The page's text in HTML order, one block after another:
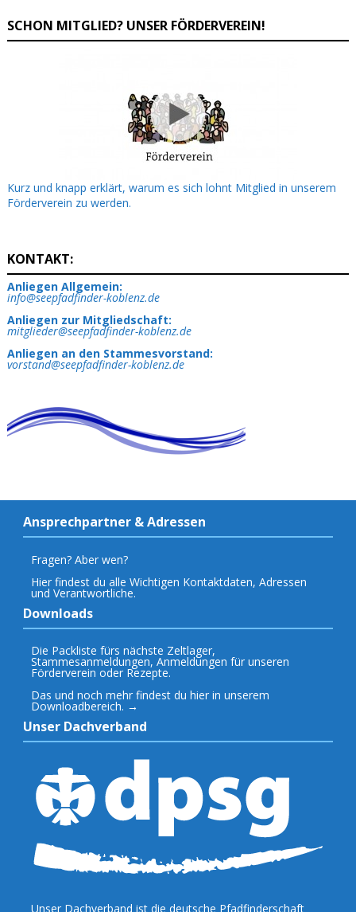
SCHON MITGLIED? UNSER FÖRDERVEREIN!
Kurz und knapp erklärt, warum es sich lohnt Mitglied in unserem
Förderverein zu werden.
KONTAKT:
Anliegen Allgemein:
info@seepfadfinder-koblenz.de
Anliegen zur Mitgliedschaft:
mitglieder@seepfadfinder-koblenz.de
Anliegen an den Stammesvorstand:
vorstand@seepfadfinder-koblenz.de
Ansprechpartner & Adressen
Fragen? Aber wen?
Hier findest du alle Wichtigen Kontaktdaten, Adressen
und Verantwortliche.
Downloads
Die Packliste fürs nächste Zeltlager,
Stammesanmeldungen, Anmeldungen für unseren
Förderverein oder Rezepte.
Das und noch mehr findest du hier in unserem
Downloadbereich. →
Unser Dachverband
Unser Dachverband ist die deutsche Pfadfinderschaft